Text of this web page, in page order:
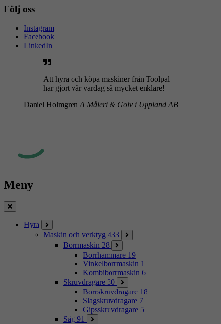
Följ oss
Instagram
Facebook
LinkedIn
Att hyra och köpa maskiner från Toolpal
har gjort vår vardag så mycket enklare!
Daniel Holmgren A Måleri & Golv i Uppland AB
Meny
Stäng
Hyra
Maskin och verktyg 433
Borrmaskin 28
Borrhammare 19
Vinkelborrmaskin 1
Kombiborrmaskin 6
Skruvdragare 30
Borrskruvdragare 18
Slagskruvdragare 7
Gipsskruvdragare 5
Såg 91